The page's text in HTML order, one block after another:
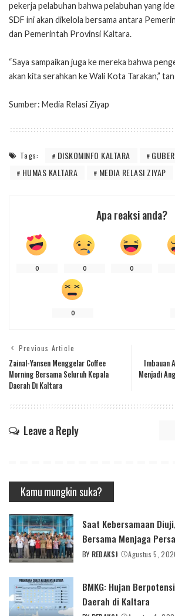
pekerja pelabuhan bahwa pelabuhan yang
SDF ini akan dikelola bersama antara
dan Pemerintah Provinsi Kaltara.
“Saya sampaikan juga ke mereka bahwa
akan kita serahkan ke Wali Kota Tarakan,”
Sumber: Media Relasi Ziyap
Tags: DISKOMINFO KALTARA
HUMAS KALTARA
MEDIA RELASI ZIYAP
Apa reaksi anda?
0 0 0
0
Previous Article
Zainal-Yansen Menggelar Coffee
Morning Bersama Seluruh Kepala
Daerah Di Kaltara
Imbauan
Menjadi
Leave a Reply
Kamu mungkin suka?
Saat Kebersamaan
Bersama Menjaga
POSTED
BY REDAKSI Agustus 5,
BMKG: Hujan
Daerah di Kaltara